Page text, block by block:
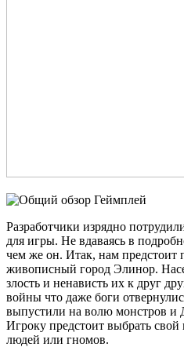
Геймплей
Разработчики изрядно
для игры. Не вдаваясь в
чем же он. Итак, нам предстоит
живописный город Элинор.
злость и ненависть их к друг
войны что даже боги
выпустили на волю монстров и
Игроку предстоит выбрать свой
людей или гномов.